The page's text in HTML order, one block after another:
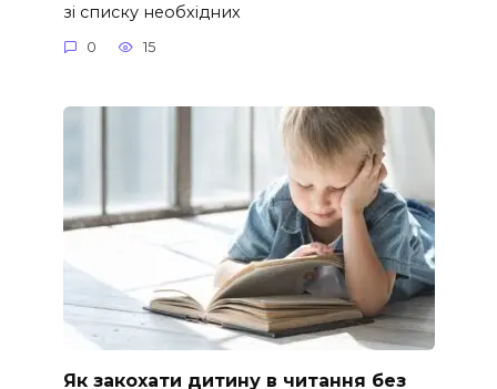
зі списку необхідних
0 15
Як закохати дитину в читання без